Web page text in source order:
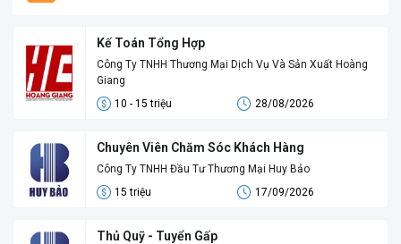
Kế Toán Tổng Hợp
Công Ty TNHH Thương Mại Dịch Vụ Và Sản Xuất Hoàng
Giang
10 - 15 triệu
28/08/2026
Chuyên Viên Chăm Sóc Khách Hàng
Công Ty TNHH Đầu Tư Thương Mại Huy Bảo
15 triệu
17/09/2026
Thủ Quỹ - Tuyển Gấp